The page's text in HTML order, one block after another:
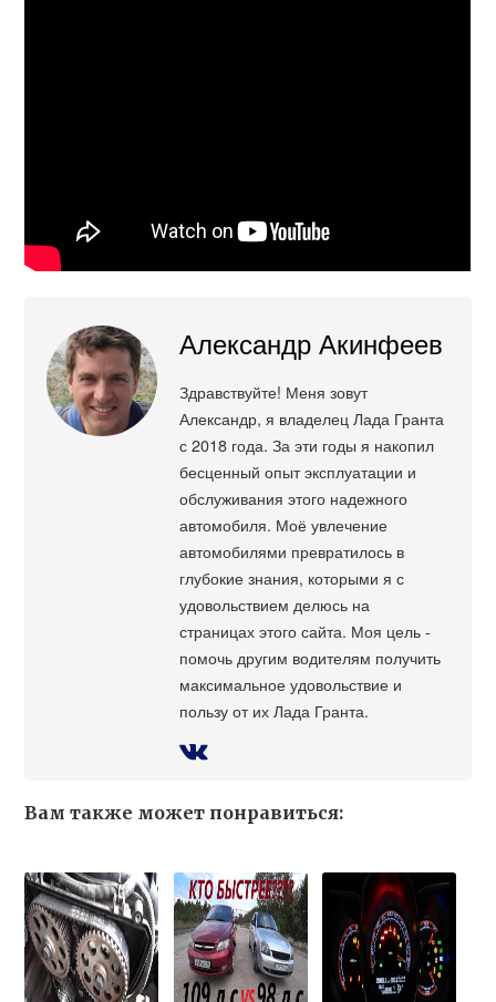
Александр Акинфеев
Здравствуйте! Меня зовут
Александр, я владелец Лада Гранта
с 2018 года. За эти годы я накопил
бесценный опыт эксплуатации и
обслуживания этого надежного
автомобиля. Моё увлечение
автомобилями превратилось в
глубокие знания, которыми я с
удовольствием делюсь на
страницах этого сайта. Моя цель -
помочь другим водителям получить
максимальное удовольствие и
пользу от их Лада Гранта.
Вам также может понравиться: